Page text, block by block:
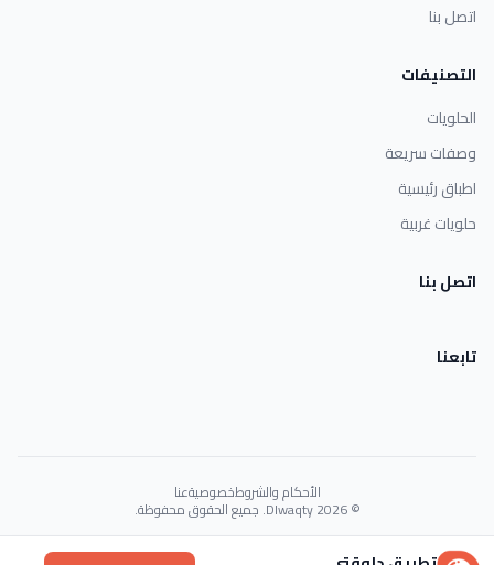
اتصل بنا
التصنيفات
الحلويات
وصفات سريعة
اطباق رئيسية
حلويات غربية
اتصل بنا
تابعنا
الأحكام والشروطخصوصيةعنا
© 2026 Dlwaqty. جميع الحقوق محفوظة.
Powered byGAIT